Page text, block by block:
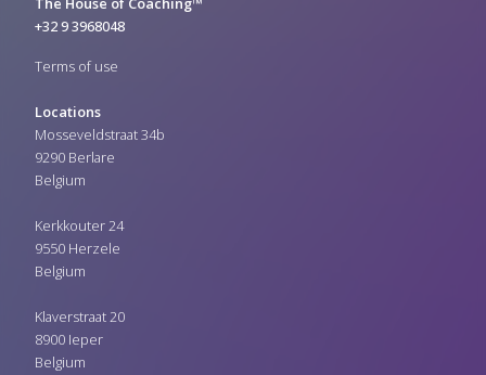
+32 9 3968048
Terms of use
Locations
Mosseveldstraat 34b
9290 Berlare
Belgium
Kerkkouter 24
9550 Herzele
Belgium
Klaverstraat 20
8900 Ieper
Belgium